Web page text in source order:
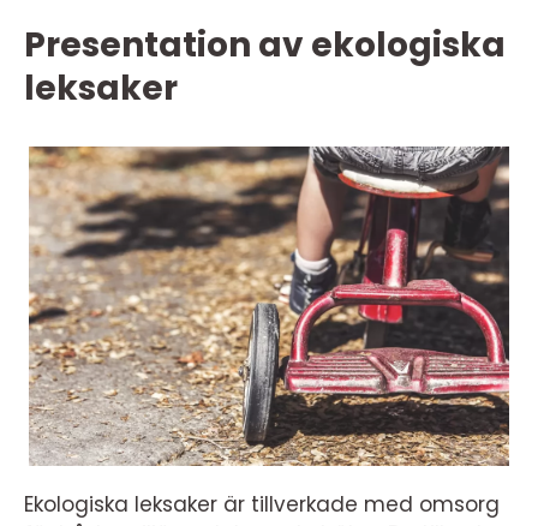
Presentation av ekologiska
leksaker
Ekologiska leksaker är tillverkade med omsorg